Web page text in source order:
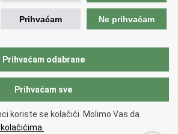
Union
financija, Carinska uprava.
Prihvaćam Ne prihvaćam
Prihvaćam odabrane
Prihvaćam sve
koriste se kolačići. Molimo Vas da